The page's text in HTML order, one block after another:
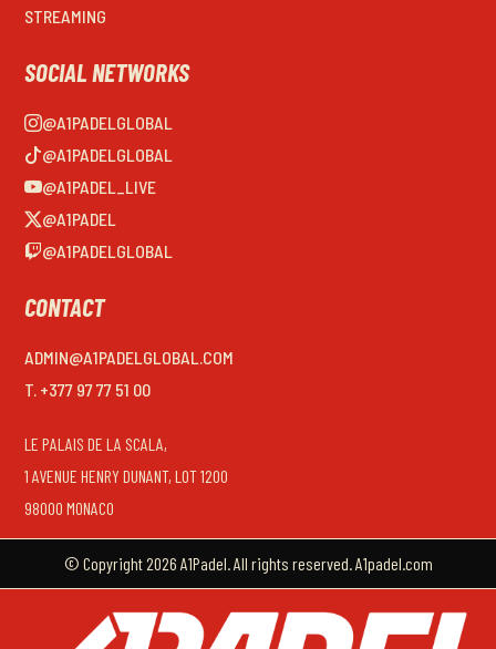
STREAMING
SOCIAL NETWORKS
@A1PADELGLOBAL
@A1PADELGLOBAL
@A1PADEL_LIVE
@A1PADEL
@A1PADELGLOBAL
CONTACT
ADMIN@A1PADELGLOBAL.COM
T. +377 97 77 51 00
LE PALAIS DE LA SCALA,
1 AVENUE HENRY DUNANT, LOT 1200
98000 MONACO
© Copyright 2026 A1Padel. All rights reserved. A1padel.com